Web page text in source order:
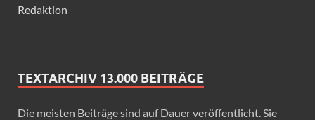
Redaktion
TEXTARCHIV 13.000 BEITRÄGE
Die meisten Beiträge sind auf Dauer veröffentlicht. Sie